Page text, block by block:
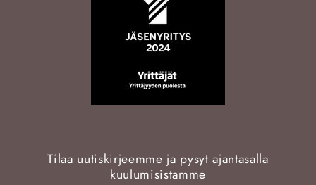
Tilaa uutiskirjeemme ja pysyt ajantasalla
kuulumisistamme